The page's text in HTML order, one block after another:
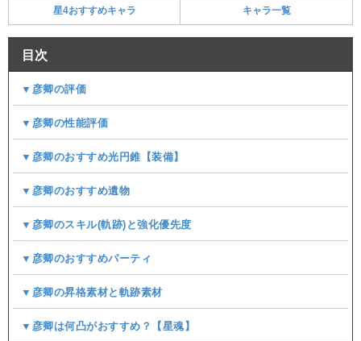
星4おすすめキャラ キャラ一覧
目次
▼彦卿の評価
▼彦卿の性能評価
▼彦卿のおすすめ光円錐【装備】
▼彦卿のおすすめ遺物
▼彦卿のスキル(軌跡)と強化優先度
▼彦卿のおすすめパーティ
▼彦卿の昇格素材と軌跡素材
▼彦卿は何凸がおすすめ？【星魂】